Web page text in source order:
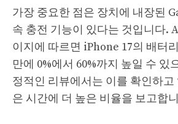
가장 중요한 점은 장치에 내장된
속 충전 기능이 있다는 것입니다.
이지에 따르면 iPhone 17의 배터
만에 0%에서 60%까지 높일 수 있
정적인 리뷰에서는 이를 확인하
은 시간에 더 높은 비율을 보고합